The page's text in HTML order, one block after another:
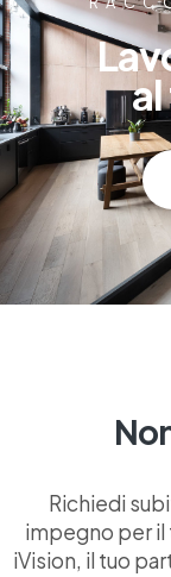
Richiedi
impegno per
iVision, il tuo